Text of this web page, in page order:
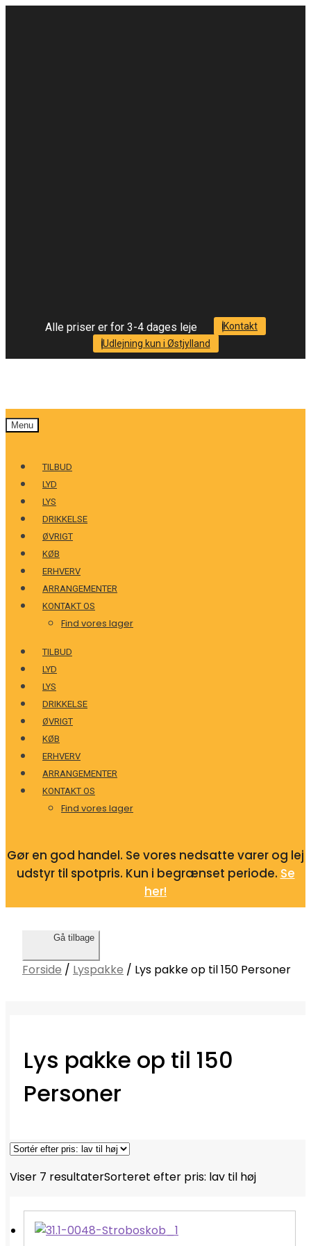
Alle priser er for 3-4 dages leje
Kontakt
Udlejning kun i Østjylland
Menu
TILBUD
LYD
LYS
DRIKKELSE
ØVRIGT
KØB
ERHVERV
ARRANGEMENTER
KONTAKT OS
Find vores lager
TILBUD
LYD
LYS
DRIKKELSE
ØVRIGT
KØB
ERHVERV
ARRANGEMENTER
KONTAKT OS
Find vores lager
Gør en god handel. Se vores nedsatte varer og lej
udstyr til spotpris. Kun i begrænset periode. Se
her!
Gå tilbage
Forside / Lyspakke / Lys pakke op til 150 Personer
Lys pakke op til 150
Personer
Viser 7 resultaterSorteret efter pris: lav til høj